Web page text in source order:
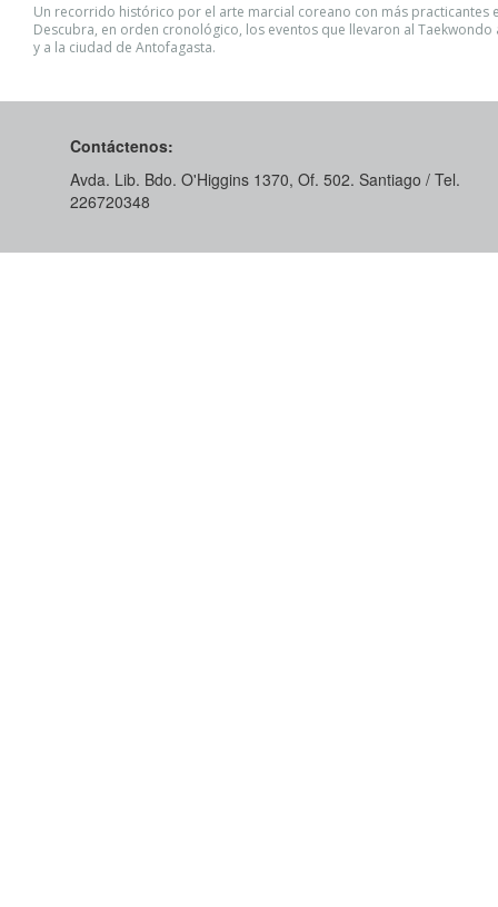
Un recorrido histórico por el arte marcial coreano con más practicantes
Descubra, en orden cronológico, los eventos que llevaron al Taekwondo
y a la ciudad de Antofagasta.
Contáctenos:
Avda. Lib. Bdo. O'Higgins 1370, Of. 502. Santiago / Tel.
226720348